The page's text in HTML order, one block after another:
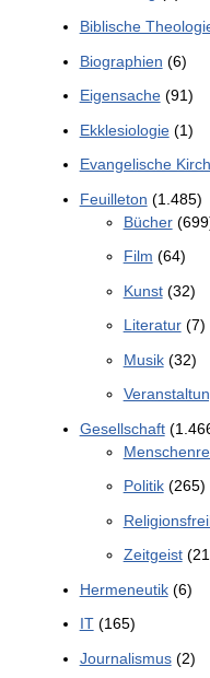
Biblische
Biographien (6)
Eigensache(91)
Ekklesiologie(1)
Evangelische
Feuilleton (1.485)
Bücher
Film (64)
Kunst(32)
Literatur(7)
Musik(32)
Gesellschaft
Politik(265)
Zeitgeist
Hermeneutik(6)
IT(165)
Journalismus(2)